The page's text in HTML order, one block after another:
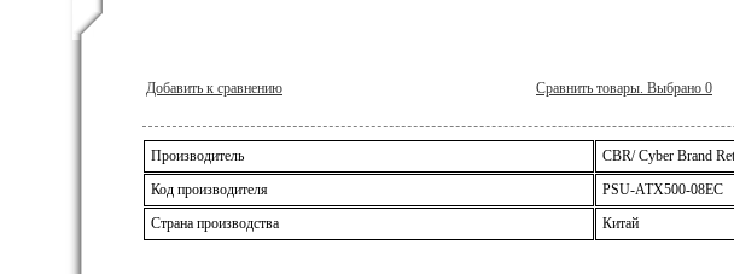
Добавить к сравнению Сравнить товары. Выбрано 0
Производитель
CBR/ Cyber Brand
Код производителя
PSU-ATX500-08EC
Страна производства
Китай